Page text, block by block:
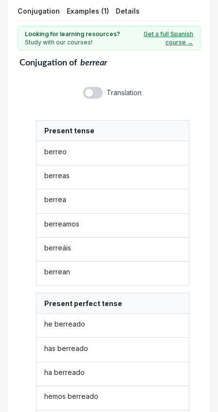
Conjugation Examples (1) Details
Looking for learning resources?
Study with our courses!
Get a full Spanish
course →
Conjugationof berrear
Translation
Present tense
berreo
berreas
berrea
berreamos
berreáis
berrean
Present perfect tense
he berreado
has berreado
ha berreado
hemos berreado